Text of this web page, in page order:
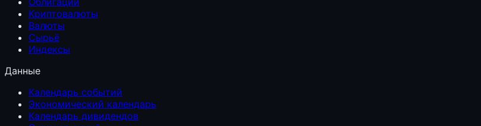
Криптовалюты
Валюты
Сырьё
Индексы
Данные
Календарь событий
Экономический календарь
Календарь дивидендов